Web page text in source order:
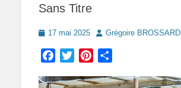
Sans Titre
Posted
17 mai 2025 Author
Grégoire BROSSARD
Facebook
TwitterPinterest